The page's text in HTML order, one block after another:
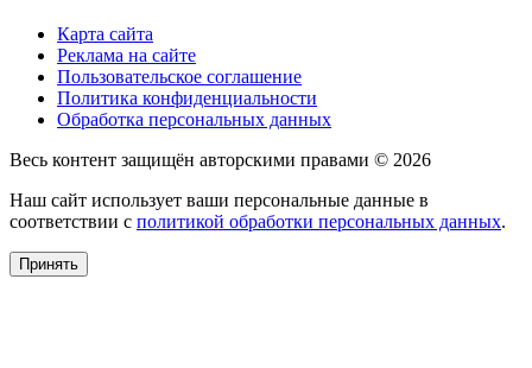
Карта сайта
Реклама на сайте
Пользовательское соглашение
Политика конфиденциальности
Обработка персональных данных
Весь контент защищён авторскими правами © 2026
Наш сайт использует ваши персональные данные в
соответствии с политикой обработки персональных данных.
Принять